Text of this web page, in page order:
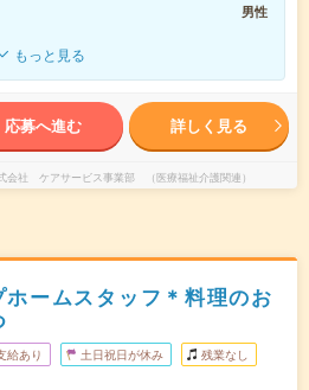
男性
もっと見る
応募へ進む 詳しく見る
会社 ケアサービス事業部 （医療福祉介護関連）
ームスタッフ＊料理のお
給あり 土日祝日が休み 残業なし